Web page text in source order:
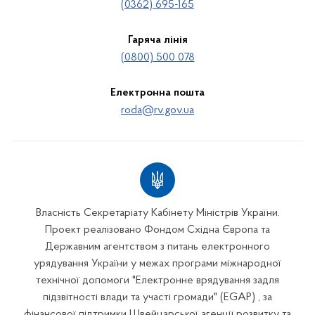
(0362) 695-165
Гаряча лінія
(0800) 500 078
Електронна пошта
roda@rv.gov.ua
Власність Секретаріату Кабінету Міністрів України.
Проект реалізовано Фондом Східна Європа та
Державним агентством з питань електронного
урядування України у межах програми міжнародної
технічної допомоги "Електронне врядування задля
підзвітності влади та участі громади" (EGAP) , за